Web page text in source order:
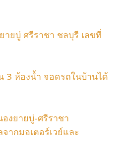
ยบู่ ศรีราชา ชลบุรี เลขที่
3 ห้องน้ำ จอดรถในบ้านได้
งยายบู่-ศรีราชา
ากมอเตอร์เวย์และ